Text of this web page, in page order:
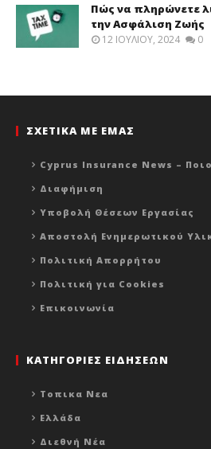
Πώς να πληρώνετε
την Ασφάλιση Ζωής
12 ΙΟΥΛΊΟΥ, 2024 0
ΣΧΕΤΙΚΑ ΜΕ ΕΜΑΣ
Cyprus Insurance News –
Διαφήμιση
Υποβολή Θέσεων Εργασίας
Αποστολή Ενημερωτικού
Πολιτική Απορρήτου
Πολιτική για Cookies
Επικοινωνία
ΚΑΤΗΓΟΡΙΕΣ ΕΙΔΗΣΕΩΝ
Τοπικα Νεα
Ελλάδα
Διεθνή Νέα